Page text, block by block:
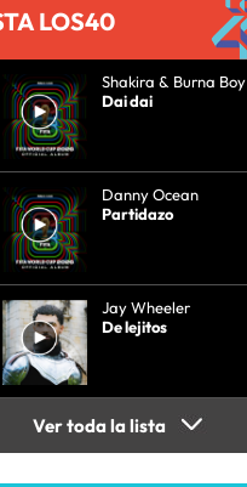
LOS40
Shakira & Burna Boy
Dai dai
Danny Ocean
Partidazo
Jay Wheeler
De lejitos
Ver toda la lista